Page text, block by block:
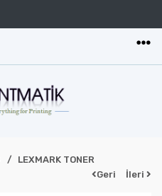
LEXMARK TONER
Geri
İleri